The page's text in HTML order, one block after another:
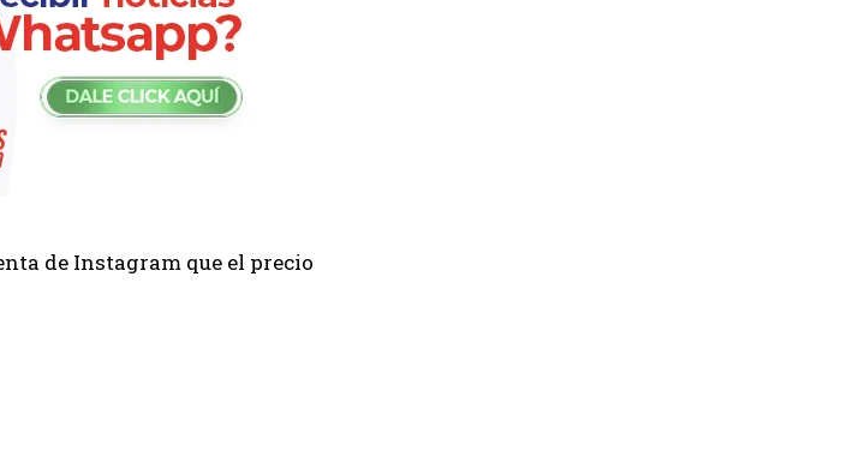
de Instagram que el precio